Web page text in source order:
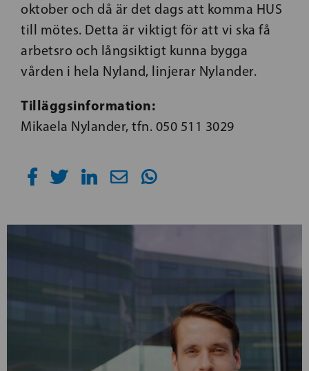
oktober och då är det dags att komma HUS
till mötes. Detta är viktigt för att vi ska få
arbetsro och långsiktigt kunna bygga
vården i hela Nyland, linjerar Nylander.
Tilläggsinformation:
Mikaela Nylander, tfn. 050 511 3029